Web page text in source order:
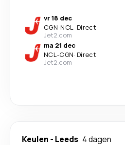
vr 18 dec
CGN-NCL· Direct
Jet2.com
ma 21 dec
NCL-CGN· Direct
Jet2.com
Keulen - Leeds 4 dagen